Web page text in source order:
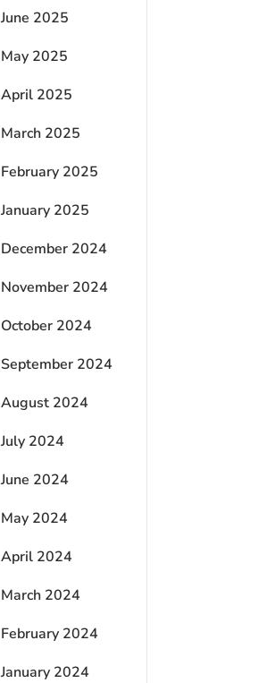
June 2025
May 2025
April 2025
March 2025
February 2025
January 2025
December 2024
November 2024
October 2024
September 2024
August 2024
July 2024
June 2024
May 2024
April 2024
March 2024
February 2024
January 2024